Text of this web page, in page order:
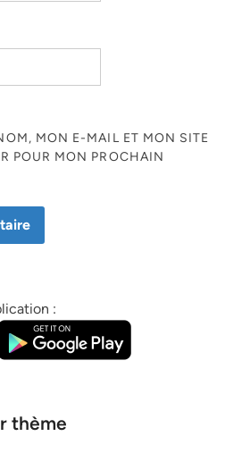
MON E-MAIL ET MON SITE
POUR MON PROCHAIN
:
thème